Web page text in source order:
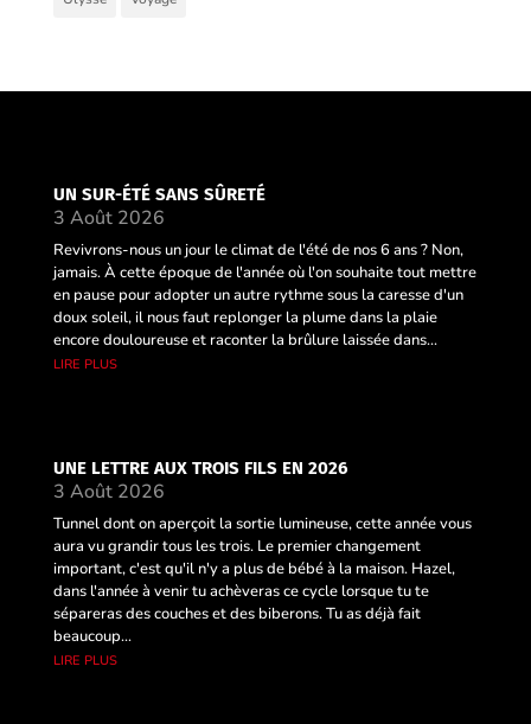
UN SUR-ÉTÉ SANS SÛRETÉ
3 Août 2026
Revivrons-nous un jour le climat de l'été de nos 6 ans ? Non,
jamais. À cette époque de l'année où l'on souhaite tout mettre
en pause pour adopter un autre rythme sous la caresse d'un
doux soleil, il nous faut replonger la plume dans la plaie
encore douloureuse et raconter la brûlure laissée dans...
lire plus
UNE LETTRE AUX TROIS FILS EN 2026
3 Août 2026
Tunnel dont on aperçoit la sortie lumineuse, cette année vous
aura vu grandir tous les trois. Le premier changement
important, c'est qu'il n'y a plus de bébé à la maison. Hazel,
dans l'année à venir tu achèveras ce cycle lorsque tu te
sépareras des couches et des biberons. Tu as déjà fait
beaucoup...
lire plus